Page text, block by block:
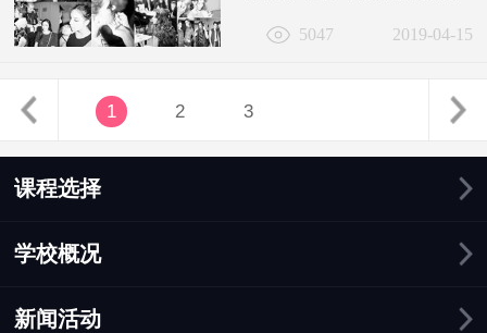
今天，距...
5047 2019-04-15
1 2 3
课程选择
学校概况
新闻活动